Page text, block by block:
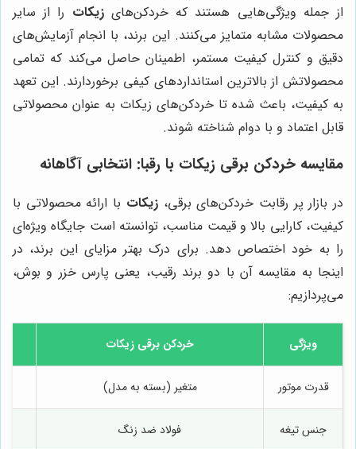
از جمله ویژگی‌هایی هستند که خردکن‌هایزیکات را از سایر
محصولات مشابه متمایز می‌کنند. این برند، با انجام آزمایش‌های
دقیق و کنترل کیفیت مستمر، اطمینان حاصل می‌کند که تمامی
محصولاتش از بالاترین استانداردهای کیفی برخوردارند. این تعهد
به کیفیت، باعث شده تا خردکن‌های زیکات به عنوان محصولاتی
قابل اعتماد و با دوام شناخته شوند.
مقایسه خردکن برقی زیکات با رقبا: انتخابی آگاهانه
در بازار پر رقابت خردکن‌های برقی،زیکات با ارائه محصولاتی با
کیفیت، کارایی بالا و قیمت مناسب، توانسته است جایگاه ویژه‌ای
را به خود اختصاص دهد. برای درک بهتر مزایای این برند، در
اینجا به مقایسه آن با دو برند رقیب، یعنی پارس خزر و بوش،
می‌پردازیم:
ویژگی خردکن برقی زیکات
قدرت موتور متغیر (بسته به مدل)
جنس تیغه فولاد ضد زنگ